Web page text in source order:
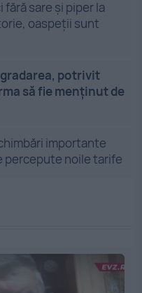
fără sare și piper la
oaspeții sunt
potrivit
să fie menținut de
importante
percepute noile tarife